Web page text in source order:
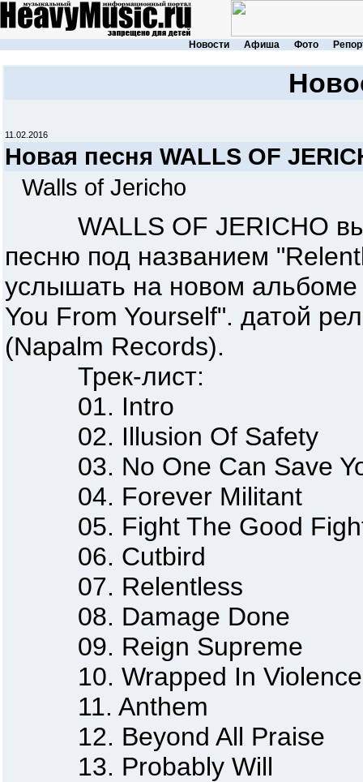
Новости Афиша Фото
11.02.2016
Новая песня WALLS OF
Walls of Jericho
WALLS OF JERICHO
песню под названием
услышать на новом альбоме
You From Yourself". датой
(Napalm Records).
Трек-лист:
01. Intro
02. Illusion Of Safety
03. No One Can Save
04. Forever Militant
05. Fight The Good
06. Cutbird
07. Relentless
08. Damage Done
09. Reign Supreme
10. Wrapped In Violence
11. Anthem
12. Beyond All Praise
13. Probably Will